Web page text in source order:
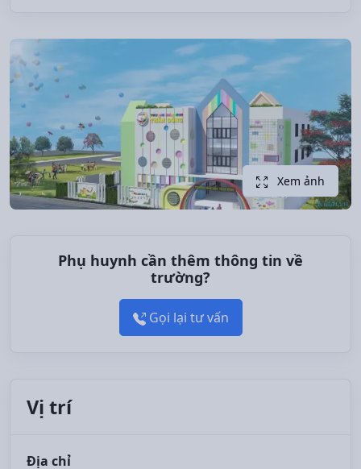
Xem ảnh
Phụ huynh cần thêm thông tin về
trường?
Gọi lại tư vấn
Vị trí
Địa chỉ